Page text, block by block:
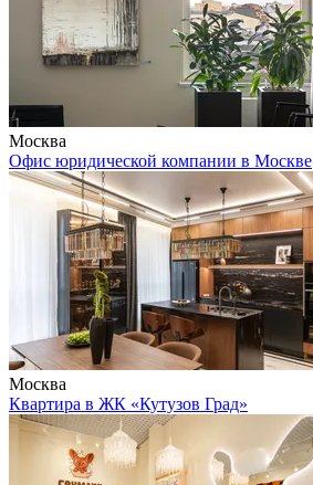
Москва
Офис юридической компании в Москве
Москва
Квартира в ЖК «Кутузов Град»